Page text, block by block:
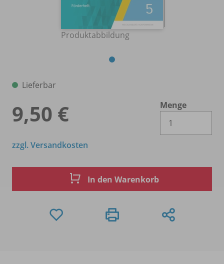
Produktabbildung
Lieferbar
9,50 €
Menge
zzgl. Versandkosten
In den Warenkorb